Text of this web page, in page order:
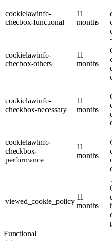
cookielawinfo-
checbox-functional
11
months
cookielawinfo-
checbox-others
11
months
cookielawinfo-
checkbox-necessary
11
months
cookielawinfo-
checkbox-
performance
11
months
viewed_cookie_policy
11
months
Functional